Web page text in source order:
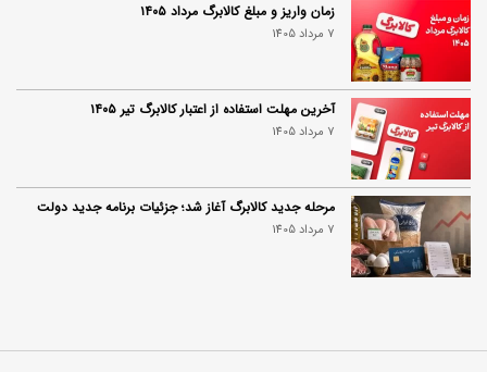
زمان واریز و مبلغ کالابرگ مرداد ۱۴۰۵
7 مرداد 1405
آخرین مهلت استفاده از اعتبار کالابرگ تیر ۱۴۰۵
7 مرداد 1405
مرحله جدید کالابرگ آغاز شد؛ جزئیات برنامه جدید دولت
7 مرداد 1405